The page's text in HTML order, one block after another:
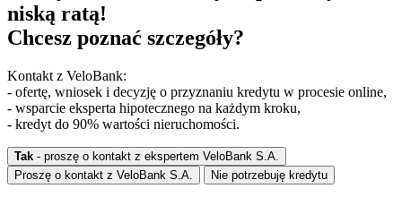
niską ratą!
Chcesz poznać szczegóły?
Kontakt z VeloBank:
- ofertę, wniosek i decyzję o przyznaniu kredytu w procesie online,
- wsparcie eksperta hipotecznego na każdym kroku,
- kredyt do 90% wartości nieruchomości.
Tak - proszę o kontakt z ekspertem VeloBank S.A.
Proszę o kontakt z VeloBank S.A.
Nie potrzebuję kredytu